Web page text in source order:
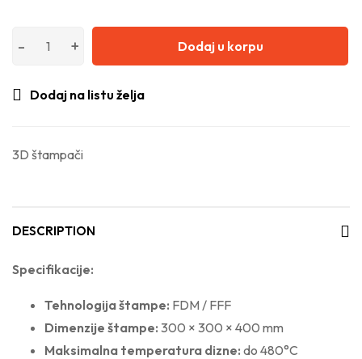
Dodaj u korpu
Dodaj na listu želja
3D štampači
DESCRIPTION
Specifikacije:
Tehnologija štampe: FDM / FFF
Dimenzije štampe: 300 × 300 × 400 mm
Maksimalna temperatura dizne: do 480°C